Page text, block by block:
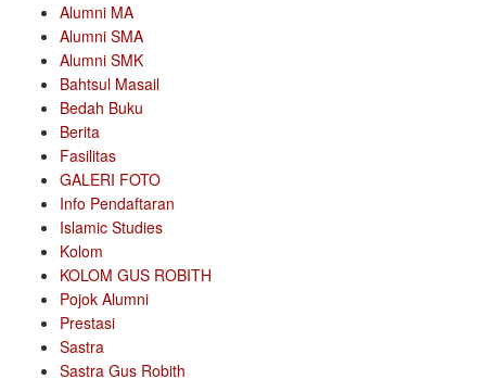
Alumni MA
Alumni SMA
Alumni SMK
Bahtsul Masail
Bedah Buku
Berita
Fasilitas
GALERI FOTO
Info Pendaftaran
Islamic Studies
Kolom
KOLOM GUS ROBITH
Pojok Alumni
Prestasi
Sastra
Sastra Gus Robith